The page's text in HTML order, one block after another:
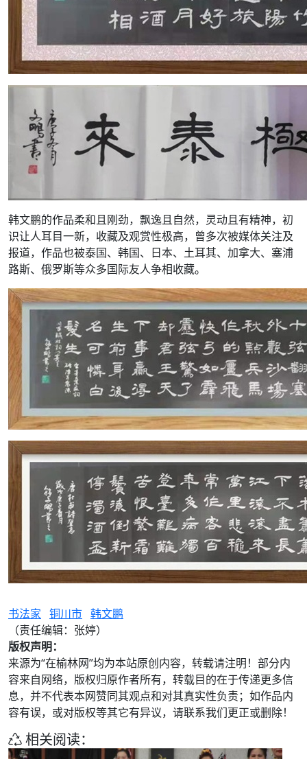
韩文鹏的作品柔和且刚劲，飘逸且自然，灵动且有精神，初
识让人耳目一新，收藏及观赏性极高，曾多次被媒体关注及
报道，作品也被泰国、韩国、日本、土耳其、加拿大、塞浦
路斯、俄罗斯等众多国际友人争相收藏。
书法家 铜川市 韩文鹏
（责任编辑：张婷）
版权声明：
来源为“在榆林网”均为本站原创内容，转载请注明！部分内
容来自网络，版权归原作者所有，转载目的在于传递更多信
息，并不代表本网赞同其观点和对其真实性负责；如作品内
容有误，或对版权等其它有异议，请联系我们更正或删除！
相关阅读：